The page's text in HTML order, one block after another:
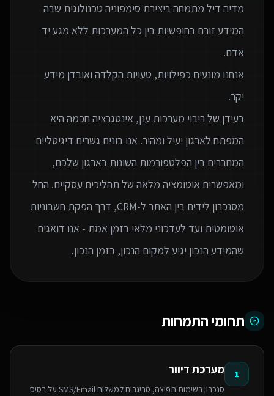
מדיה דיל מתמחה ביצירת סימפוניה טכנולוגית שבה
המידע זורם בחופשיות בין כל המערכות ללא מגע יד
אנחנו מונעים כפילויות, טעויות הקלדה ואובדן מידע
בעידן של ריבוי מערכות ענן, אינטגרציה חכמה היא
המפתח לארגון יעיל ומהיר. אנו בונים גשרים דיגיטליים
המחברים בין הפלטפורמות השונות בארגון שלכם,
ומאפשרים אוטומציה מלאה של תהליכים עסקיים. החל
מסנכרון לידים בין האתר ל-CRM, דרך הפקת חשבוניות
אוטומטית ועד לעדכוני מלאי בזמן אמת - אנו דואגים
שהמידע הנכון יגיע למקום הנכון, בזמן הנכון.
תחומי התמחות
1 מערכת דיוור
סנכרון רשימות תפוצה, טריגרים למשלוח SMS/Email על בסיס